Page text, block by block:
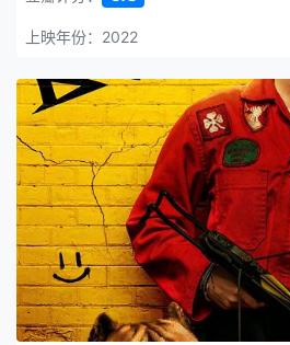
上映年份：2022